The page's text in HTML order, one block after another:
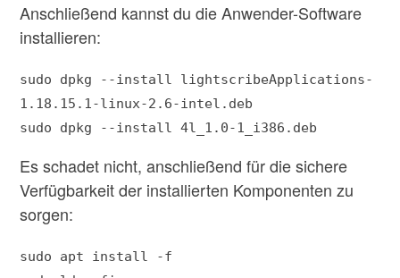
Anschließend kannst du die Anwender-Software
installieren:
sudo dpkg --install lightscribeApplications-
1.18.15.1-linux-2.6-intel.deb
sudo dpkg --install 4l_1.0-1_i386.deb
Es schadet nicht, anschließend für die sichere
Verfügbarkeit der installierten Komponenten zu
sorgen:
sudo apt install -f